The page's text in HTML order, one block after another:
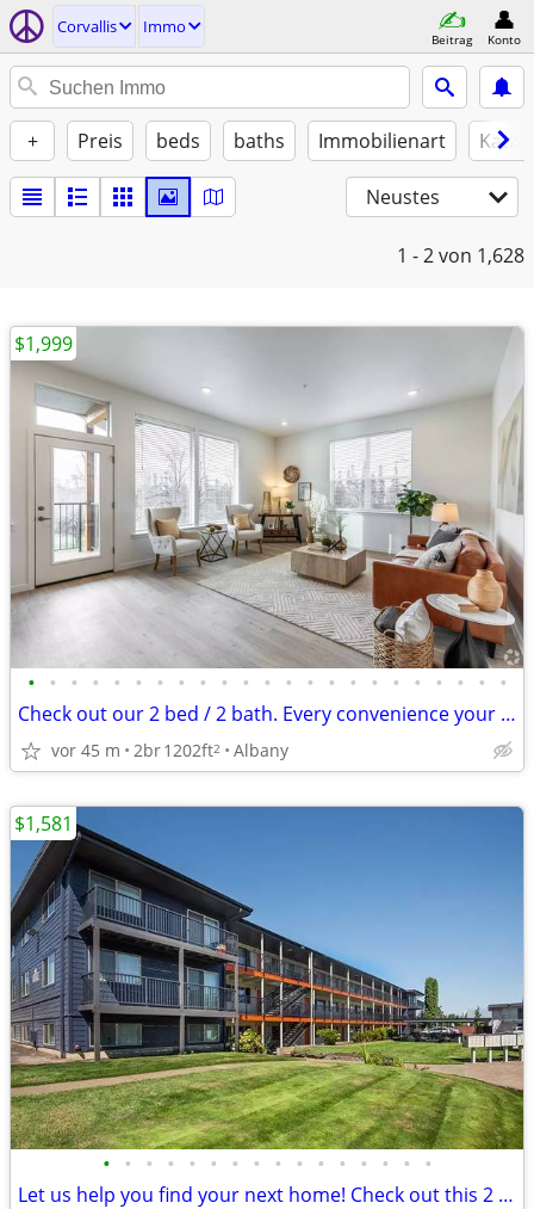
Corvallis Immo
Beitrag Konto
+ Preis beds baths Immobilienart
Neustes
1 - 2von 1,628
• • • • • • • • • • • • • • • • • • • • • • •
Check out our 2 bed / 2 bath. Every convenience your heart desires!
vor 45 m 2br1202ft2 Albany
$1,999
• • • • • • • • • • • • • • • •
Let us help you find your next home! Check out this 2 bed, 1 bath!
$1,581